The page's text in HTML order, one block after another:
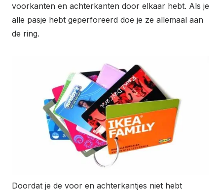
voorkanten en achterkanten door elkaar hebt. Als je
alle pasje hebt geperforeerd doe je ze allemaal aan
de ring.
Doordat je de voor en achterkantjes niet hebt